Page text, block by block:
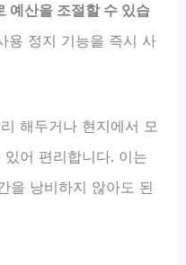
예산을 조절할 수 있습
용 정지 기능을 즉시 사
해두거나 현지에서 모
어 편리합니다. 이는
을 낭비하지 않아도 된